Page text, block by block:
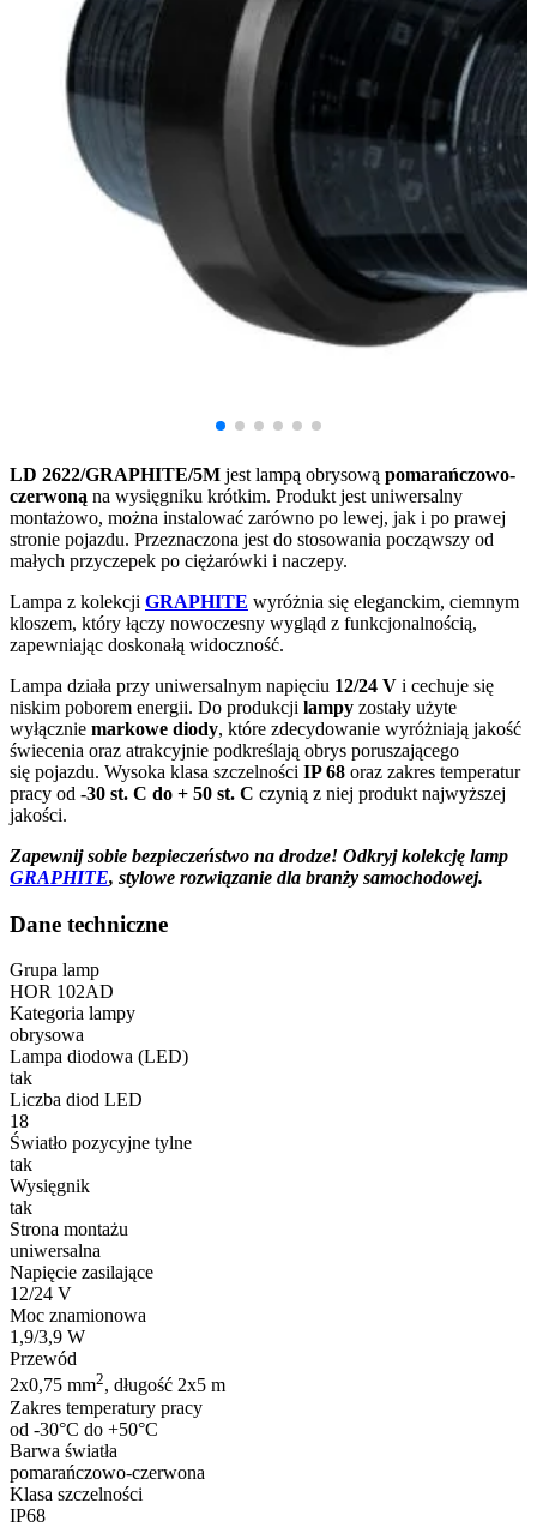
LD 2622/GRAPHITE/5M jest lampą obrysową pomarańczowo-
czerwoną na wysięgniku krótkim. Produkt jest uniwersalny
montażowo, można instalować zarówno po lewej, jak i po prawej
stronie pojazdu. Przeznaczona jest do stosowania począwszy od
małych przyczepek po ciężarówki i naczepy.
Lampa z kolekcji GRAPHITE wyróżnia się eleganckim, ciemnym
kloszem, który łączy nowoczesny wygląd z funkcjonalnością,
zapewniając doskonałą widoczność.
Lampa działa przy uniwersalnym napięciu 12/24 V i cechuje się
niskim poborem energii. Do produkcji lampy zostały użyte
wyłącznie markowe diody, które zdecydowanie wyróżniają jakość
świecenia oraz atrakcyjnie podkreślają obrys poruszającego
się pojazdu. Wysoka klasa szczelności IP 68 oraz zakres temperatur
pracy od -30 st. C do + 50 st. C czynią z niej produkt najwyższej
jakości.
Zapewnij sobie bezpieczeństwo na drodze! Odkryj kolekcję lamp
GRAPHITE, stylowe rozwiązanie dla branży samochodowej.
Dane techniczne
Grupa lamp
HOR 102AD
Kategoria lampy
obrysowa
Lampa diodowa (LED)
tak
Liczba diod LED
18
Światło pozycyjne tylne
tak
Wysięgnik
tak
Strona montażu
uniwersalna
Napięcie zasilające
12/24 V
Moc znamionowa
1,9/3,9 W
Przewód
2x0,75 mm2, długość 2x5 m
Zakres temperatury pracy
od -30°C do +50°C
Barwa światła
pomarańczowo-czerwona
Klasa szczelności
IP68